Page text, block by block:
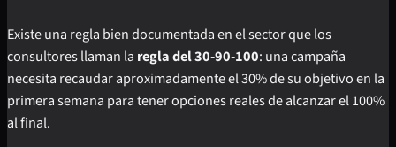
Existe una regla bien documentada en el sector que los
consultores llaman la regla del 30-90-100: una campaña
necesita recaudar aproximadamente el 30% de su objetivo en la
primera semana para tener opciones reales de alcanzar el 100%
al final.